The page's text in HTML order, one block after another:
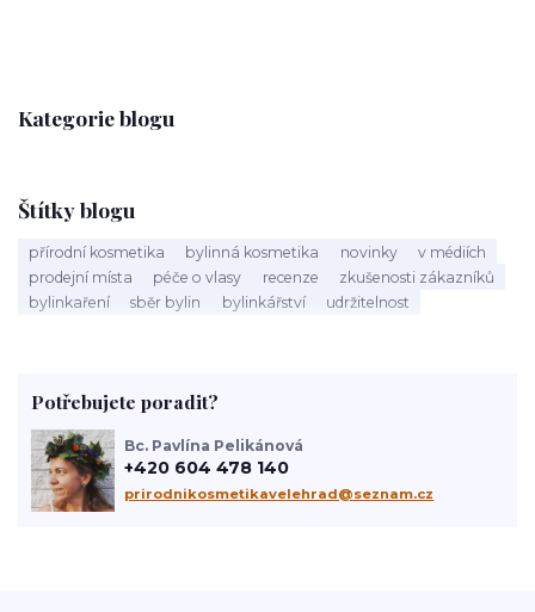
Kategorie blogu
Štítky blogu
přírodní kosmetika bylinná kosmetika novinky
v médiích
prodejní místa
péče o vlasy recenze
zkušenosti zákazníků
bylinkaření
sběr bylin bylinkářství udržitelnost
Potřebujete poradit?
Bc. Pavlína Pelikánová
+420 604 478 140
prirodnikosmetikavelehrad@seznam.cz